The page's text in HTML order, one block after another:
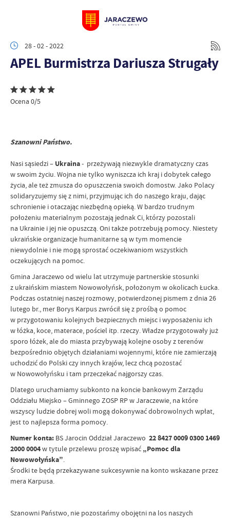
28 - 02 - 2022
APEL Burmistrza Dariusza Strugały
Ocena 0/5
Szanowni Państwo.
Nasi sąsiedzi – Ukraina- przeżywają niezwykle dramatyczny czas
w swoim życiu. Wojna nie tylko wyniszcza ich kraj i dobytek całego
życia, ale też zmusza do opuszczenia swoich domostw. Jako Polacy
solidaryzujemy się z nimi, przyjmując ich do naszego kraju, dając
schronienie i otaczając niezbędną opieką. W bardzo trudnym
położeniu materialnym pozostają jednak Ci, którzy pozostali
na Ukrainie i jej nie opuszczą. Oni także potrzebują pomocy. Niestety
ukraińskie organizacje humanitarne są w tym momencie
niewydolnie i nie mogą sprostać oczekiwaniom wszystkich
oczekujących na pomoc.
Gmina Jaraczewo od wielu lat utrzymuje partnerskie stosunki
z ukraińskim miastem Nowowołyńsk, położonym w okolicach Łucka.
Podczas ostatniej naszej rozmowy, potwierdzonej pismem z dnia 26
lutego br., mer Borys Karpus zwrócił się z prośbą o pomoc
w przygotowaniu kolejnych bezpiecznych miejsc i wyposażeniu ich
w łóżka, koce, materace, pościel itp. rzeczy. Władze przygotowały już
sporo łóżek, ale do miasta przybywają kolejne osoby z terenów
bezpośrednio objętych działaniami wojennymi, które nie zamierzają
uchodzić do Polski czy innych krajów, lecz chcą pozostać
w Nowowołyńsku i tam przeczekać najgorszy czas.
Dlatego uruchamiamy subkonto na koncie bankowym Zarządu
Oddziału Miejsko – Gminnego ZOSP RP w Jaraczewie, na które
wszyscy ludzie dobrej woli mogą dokonywać dobrowolnych wpłat,
jest to najlepsza forma pomocy.
Numer konta: BS Jarocin Oddział Jaraczewo 22 8427 0009 0300 1469
2000 0004w tytule przelewu proszę wpisać „Pomoc dla
Nowowołyńska”.
Środki te będą przekazywane sukcesywnie na konto wskazane przez
mera Karpusa.
Szanowni Państwo, nie pozostańmy obojętni na los naszych